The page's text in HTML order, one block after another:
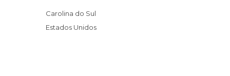
Carolina do Sul
Estados Unidos